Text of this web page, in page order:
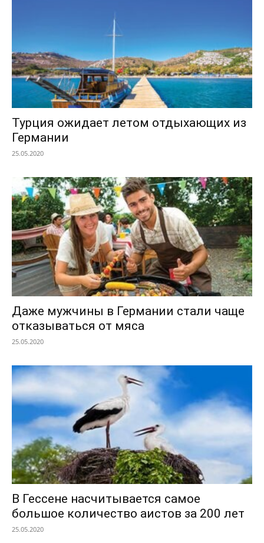
Турция ожидает летом отдыхающих из
Германии
25.05.2020
Даже мужчины в Германии стали чаще
отказываться от мяса
25.05.2020
В Гессене насчитывается самое
большое количество аистов за 200 лет
25.05.2020